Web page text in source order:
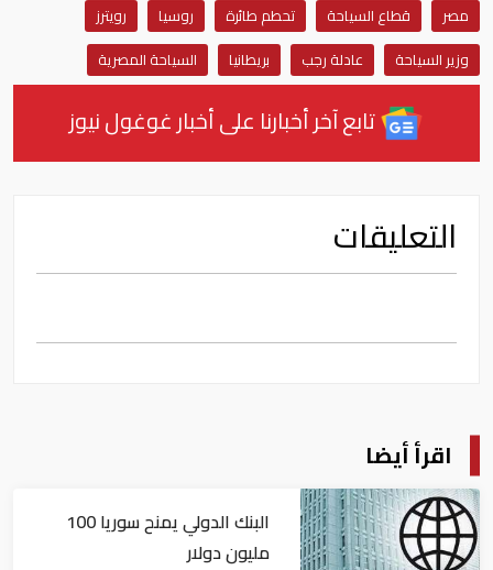
مصر قطاع السياحة تحطم طائرة روسيا
رويترز
وزير السياحة
عادلة رجب بريطانيا السياحة المصرية
تابع آخر أخبارنا على أخبار غوغول نيوز
التعليقات
اقرأ أيضا
البنك الدولي يمنح سوريا 100
مليون دولار